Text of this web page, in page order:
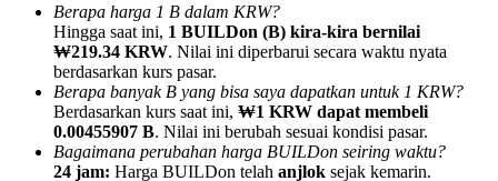
Referensi
Berapa harga 1 B dalam KRW?
Hingga saat ini, 1 BUILDon (B) kira-kira bernilai
₩219.34 KRW. Nilai ini diperbarui secara waktu nyata
berdasarkan kurs pasar.
Berapa banyak B yang bisa saya dapatkan untuk 1 KRW?
Berdasarkan kurs saat ini, ₩1 KRW dapat membeli
0.00455907 B. Nilai ini berubah sesuai kondisi pasar.
Bagaimana perubahan harga BUILDon seiring waktu?
24 jam: Harga BUILDon telah anjlok sejak kemarin.